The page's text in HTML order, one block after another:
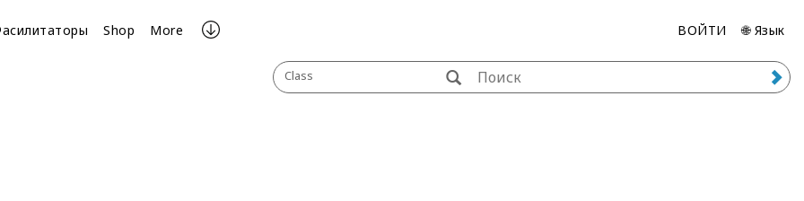
Shop More ВОЙТИ 🌐 Язык
Class